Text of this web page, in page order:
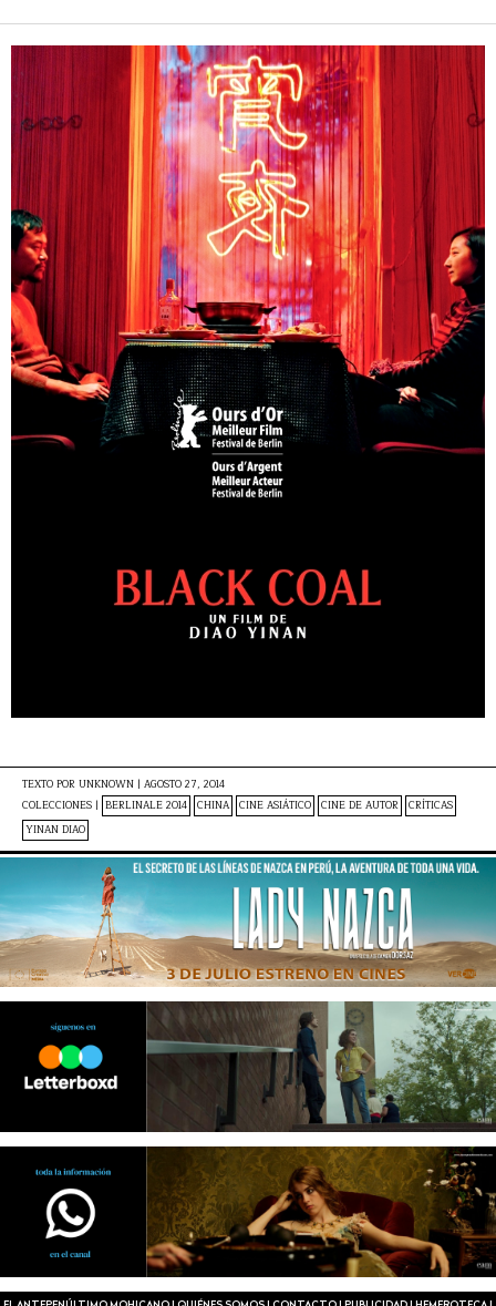
TEXTO POR UNKNOWN | AGOSTO 27, 2014
COLECCIONES | BERLINALE 2014 CHINA CINE ASIÁTICO CINE DE AUTOR CRÍTICAS
YINAN DIAO